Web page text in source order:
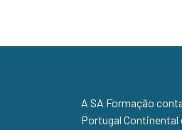
A SA Formação
Portugal Continental